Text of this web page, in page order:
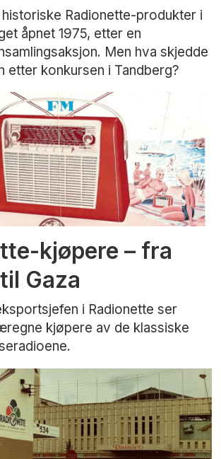
Radionette-produkter i
åpnet 1975, etter en
Men hva skjedde
etter konkursen i Tandberg?
kjøpere – fra
Gaza
i Radionette ser
kjøpere av de klassiske